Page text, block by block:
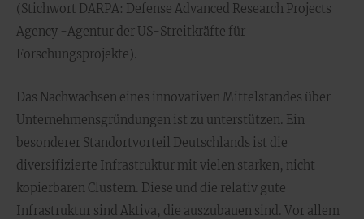
(Stichwort DARPA: Defense Advanced Research Projects
Agency -Agentur der US-Streitkräfte für
Forschungsprojekte).
Das Nachwachsen eines innovativen Mittelstandes über
Unternehmensgründungen ist zu unterstützen. Ein
besonderer Standortvorteil Deutschlands ist die
diversifizierte Infrastruktur mit vielen starken, nicht
kopierbaren Clustern. Diese und die relativ gute
Infrastruktur sind Aktiva, die auszubauen sind. Vor allem